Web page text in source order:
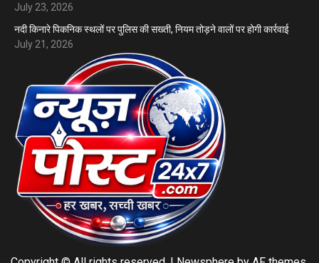
July 23, 2026
नदी किनारे पिकनिक स्थलों पर पुलिस की सख्ती, नियम तोड़ने वालों पर होगी कार्रवाई
July 21, 2026